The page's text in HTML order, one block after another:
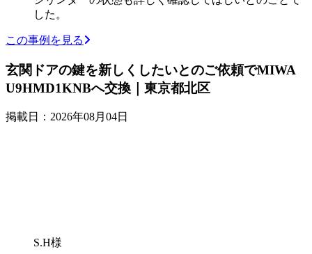
した。
この事例を見る
玄関ドアの鍵を新しくしたいとのご依頼でMIWA
U9HMD1KNBへ交換｜東京都北区
掲載日：2026年08月04日
S.H様